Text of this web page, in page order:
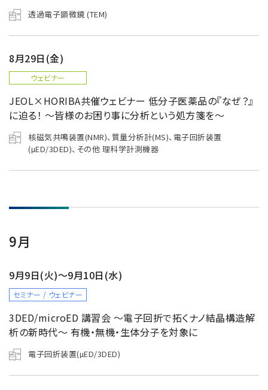
透過電子顕微鏡 (TEM)
8月29日(金)
ウェビナー
JEOL×HORIBA共催ウェビナー 低分子医薬品の『なぜ？』
に迫る！ ～皆様のお困り事に分析という処方箋を～
核磁気共鳴装置(NMR)、質量分析計(MS)、電子回折装置
(µED/3DED)、その他 理科学計測機器
9月
9月9日(火)～9月10日(水)
セミナー / ウェビナー
3DED/microED 講習会 〜電子回折で拓くナノ結晶構造解
析の新時代〜 有機・無機・生体分子を対象に
電子回折装置(µED/3DED)